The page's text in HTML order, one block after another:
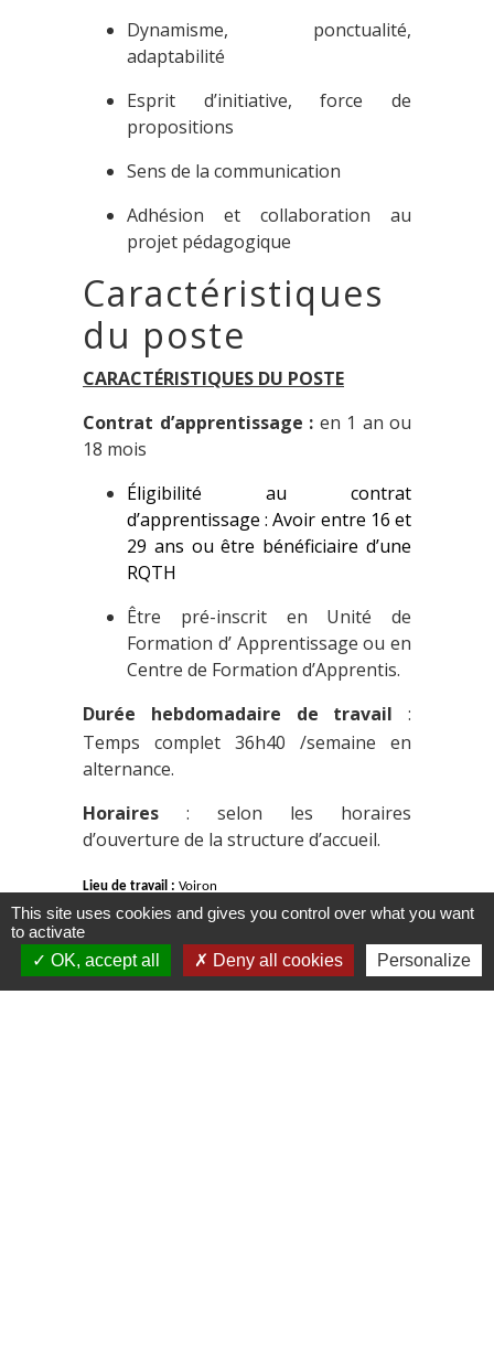
Dynamisme, ponctualité,
adaptabilité
Esprit d’initiative, force de
propositions
Sens de la communication
Adhésion et collaboration au
projet pédagogique
Caractéristiques
du poste
CARACTÉRISTIQUES DU POSTE
Contrat d’apprentissage : en 1 an ou
18 mois
Éligibilité au contrat
d’apprentissage : Avoir entre 16 et
29 ans ouêtre bénéficiaire d’une
RQTH
Être pré-inscrit en Unité de
Formation d’ Apprentissage ou en
Centre de Formation d’Apprentis.
Durée hebdomadaire de travail :
Temps complet 36h40 /semaine en
alternance.
Horaires : selon les horaires
d’ouverture de la structure d’accueil.
Lieu de travail : Voiron
Rémunération :
l’apprenti.
This site uses cookies and gives you control over what you want
to activate
OK, accept all
Deny all cookies Personalize